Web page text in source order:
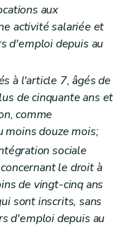
aux
activité salariée et
d'emploi depuis au
à l'article 7, âgés de
de cinquante ans et
comme
moins douze mois;
sociale
le droit à
de vingt-cinq ans
sont inscrits, sans
d'emploi depuis au